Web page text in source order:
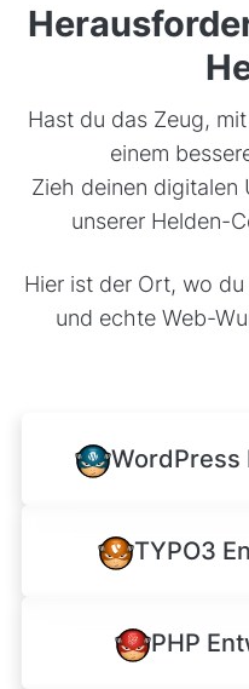
Hast du das Zeug,
einem
Zieh deinen digitalen
unserer Helden-
Hier ist der Ort, wo
und echte Web-
TYPO3
PHP